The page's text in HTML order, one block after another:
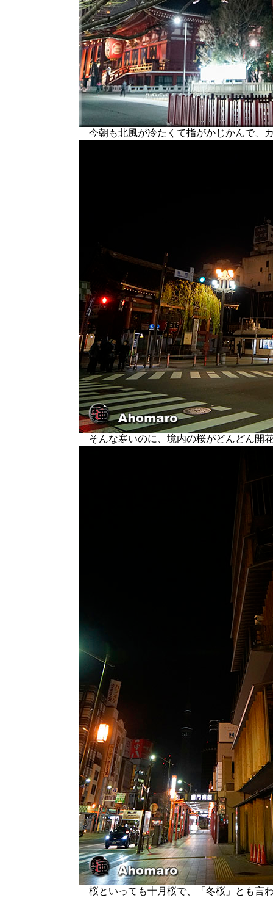
今朝も北風が冷たくて指がかじかんで、
そんな寒いのに、境内の桜がどんどん開
桜といっても十月桜で、「冬桜」とも言